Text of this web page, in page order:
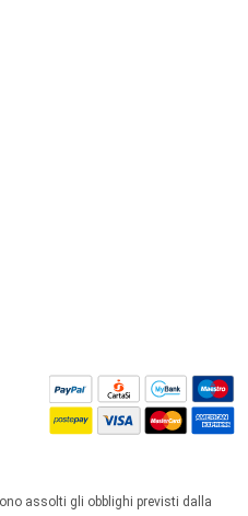
assolti gli obblighi previsti dalla